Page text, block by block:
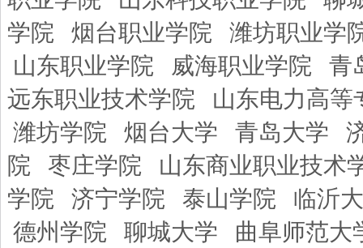
学院
烟台职业学院
潍坊职业学
山东职业学院
威海职业学院
青
远东职业技术学院
山东电力高等
潍坊学院
烟台大学 青岛大学
院
枣庄学院
山东商业职业技术
学院
济宁学院 泰山学院
临沂
德州学院
聊城大学
曲阜师范大